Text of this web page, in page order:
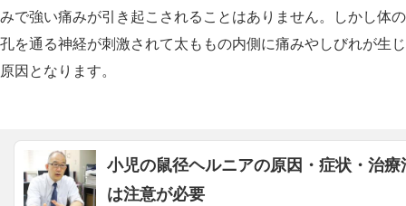
みで強い痛みが引き起こされることはありません。しかし体
孔を通る神経が刺激されて太ももの内側に痛みやしびれが生
原因となります。
小児の鼠径ヘルニアの原因・症状・治
は注意が必要